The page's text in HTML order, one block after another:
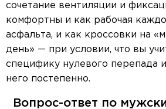
сочетание вентиляции и
комфортны и как рабочая
асфальта, и как кроссовки на
день» — при условии, что вы
специфику нулевого перепада
него постепенно.
Вопрос-ответ по